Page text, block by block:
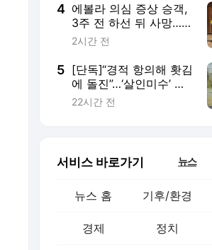
4 에볼라 의심 증상 승객,
3주 전 하선 뒤 사망…동
승자 200명 격리
2시간 전
5 [단독]“경적 항의해 홧김
에 돌진”…‘살인미수’ 구
속
22시간 전
서비스 바로가기 뉴스
뉴스 홈 기후/환경
경제 정치